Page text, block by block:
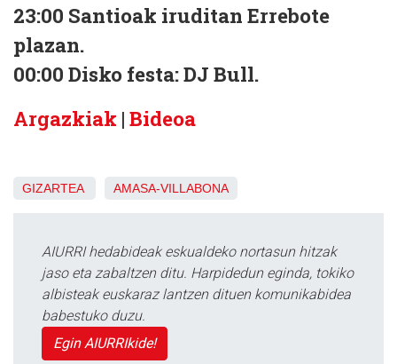
23:00 Santioak iruditan Errebote
plazan.
00:00 Disko festa: DJ Bull.
Argazkiak | Bideoa
GIZARTEA AMASA-VILLABONA
AIURRI hedabideak eskualdeko nortasun hitzak
jaso eta zabaltzen ditu. Harpidedun eginda, tokiko
albisteak euskaraz lantzen dituen komunikabidea
babestuko duzu.
Egin AIURRIkide!